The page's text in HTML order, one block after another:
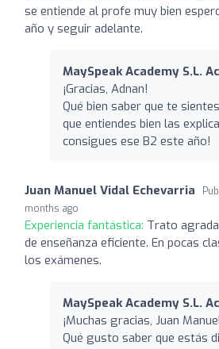
se entiende al profe muy bien
año y seguir adelante.
MaySpeak Academy S.L.
¡Gracias, Adnan!
Qué bien saber que te
que entiendes bien las
consigues ese B2 este año!
Juan Manuel Vidal Echevarria
months ago
Experiencia fantástica: Trato
de enseñanza eficiente. En pocas
los exámenes.
MaySpeak Academy S.L.
¡Muchas gracias, Juan
Qué gusto saber que estás